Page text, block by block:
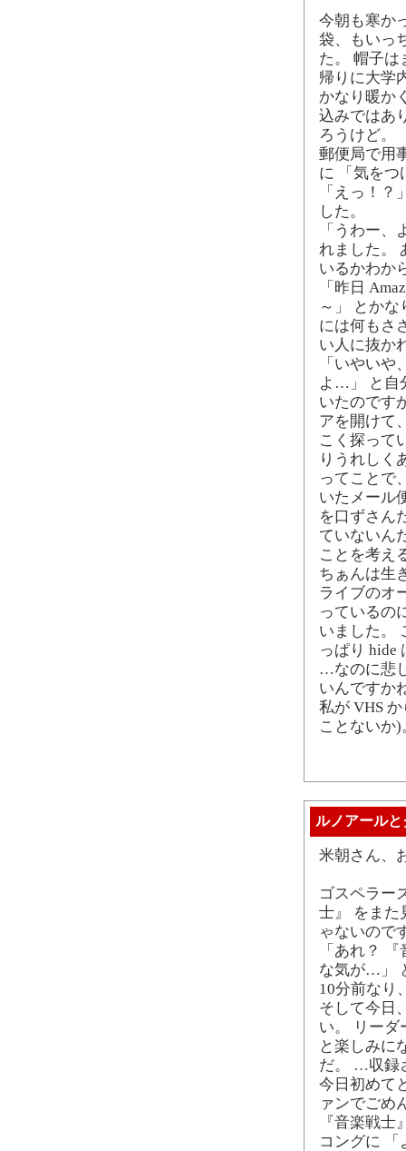
今朝も寒か
袋、もいっ
た。 帽子は
帰りに大学
かなり暖か
込みではあ
ろうけど。
郵便局で用
に 「気をつ
「えっ！
した。
「うわー
れました。
いるかわか
「昨日
～」 とか
には何もさ
い人に抜か
「いやい
よ…」 と自
いたのです
アを開けて
こく探って
りうれしく
ってことで
いたメール
を口ずさん
ていないん
ことを考え
ちぁんは生
ライブのオ
っているの
いました。
っぱり hide
…なのに悲
いんですか
私が VHS
ことないか)
ルノアール
米朝さん、
ゴスペラー
士』 をま
ゃないので
「あれ？
な気が…」
10分前なり
そして今日
い。 リーダ
と楽しみに
だ。 …収録
今日初めて
ァンでごめ
『音楽戦
コングに